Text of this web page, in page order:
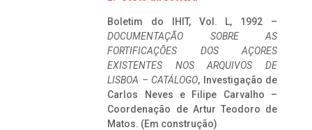
Boletim do IHIT, Vol. L, 1992 –
DOCUMENTAÇÃO SOBRE AS
FORTIFICAÇÕES DOS AÇORES
EXISTENTES NOS ARQUIVOS DE
LISBOA – CATÁLOGO, Investigação de
Carlos Neves e Filipe Carvalho –
Coordenação de Artur Teodoro de
Matos. (Em construção)